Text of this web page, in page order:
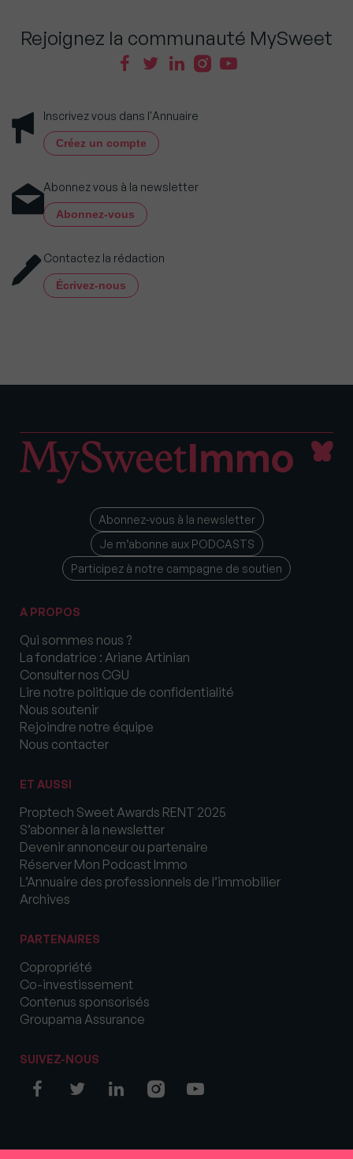
Rejoignez la communauté MySweet
Inscrivez vous dans l'Annuaire
Créez un compte
Abonnez vous à la newsletter
Abonnez-vous
Contactez la rédaction
Écrivez-nous
Abonnez-vous à la newsletter
Je m’abonne aux PODCASTS
Participez à notre campagne de soutien
A PROPOS
Qui sommes nous ?
La fondatrice : Ariane Artinian
Consulter nos CGU
Lire notre politique de confidentialité
Nous soutenir
Rejoindre notre équipe
Nous contacter
ET AUSSI
Proptech Sweet Awards RENT 2025
S’abonner à la newsletter
Devenir annonceur ou partenaire
Réserver Mon Podcast Immo
L’Annuaire des professionnels de l’immobilier
Archives
PARTENAIRES
Copropriété
Co-investissement
Contenus sponsorisés
Groupama Assurance
SUIVEZ-NOUS